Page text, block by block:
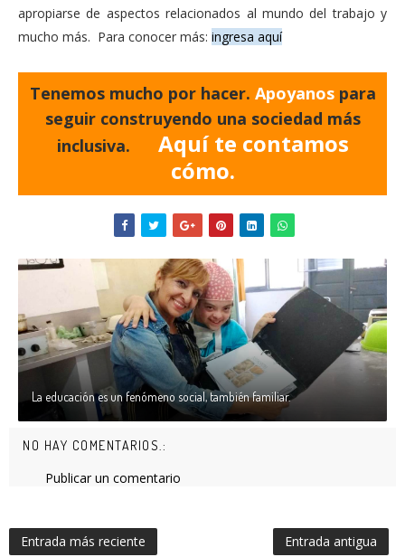
apropiarse de aspectos relacionados al mundo del trabajo y
mucho más. Para conocer más: ingresa aquí
Tenemos mucho por hacer. Apoyanos para
seguir construyendo una sociedad más
inclusiva.
Aquí te contamos
cómo.
La educación es un fenómeno social, también familiar.
NO HAY COMENTARIOS.:
Publicar un comentario
Entrada más reciente Entrada antigua